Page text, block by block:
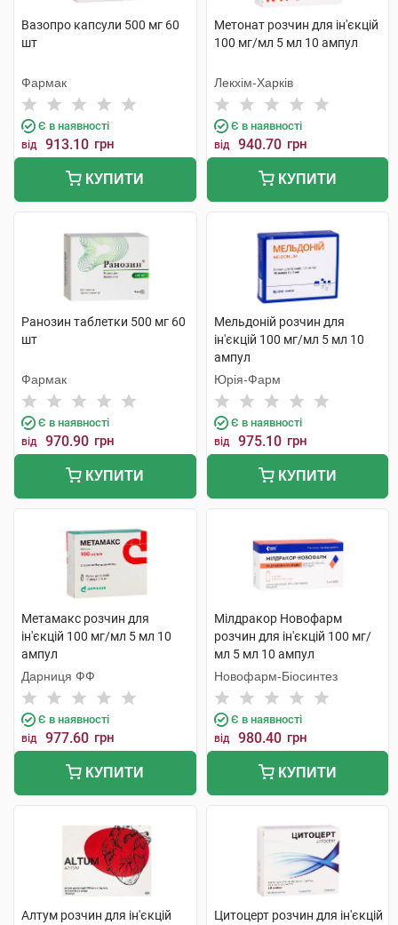
Вазопро капсули 500 мг 60
шт
Фармак
Є в наявності
від 913.10 грн
КУПИТИ
Метонат розчин для ін'єкцій
100 мг/мл 5 мл 10 ампул
Лекхім-Харків
Є в наявності
від 940.70 грн
КУПИТИ
Ранозин таблетки 500 мг 60
шт
Фармак
Є в наявності
від 970.90 грн
КУПИТИ
Мельдоній розчин для
ін'єкцій 100 мг/мл 5 мл 10
ампул
Юрія-Фарм
Є в наявності
від 975.10 грн
КУПИТИ
Метамакс розчин для
ін'єкцій 100 мг/мл 5 мл 10
ампул
Дарниця ФФ
Є в наявності
від 977.60 грн
КУПИТИ
Мілдракор Новофарм
розчин для ін'єкцій 100 мг/
мл 5 мл 10 ампул
Новофарм-Біосинтез
Є в наявності
від 980.40 грн
КУПИТИ
Алтум розчин для ін'єкцій
Цитоцерт розчин для ін'єкцій